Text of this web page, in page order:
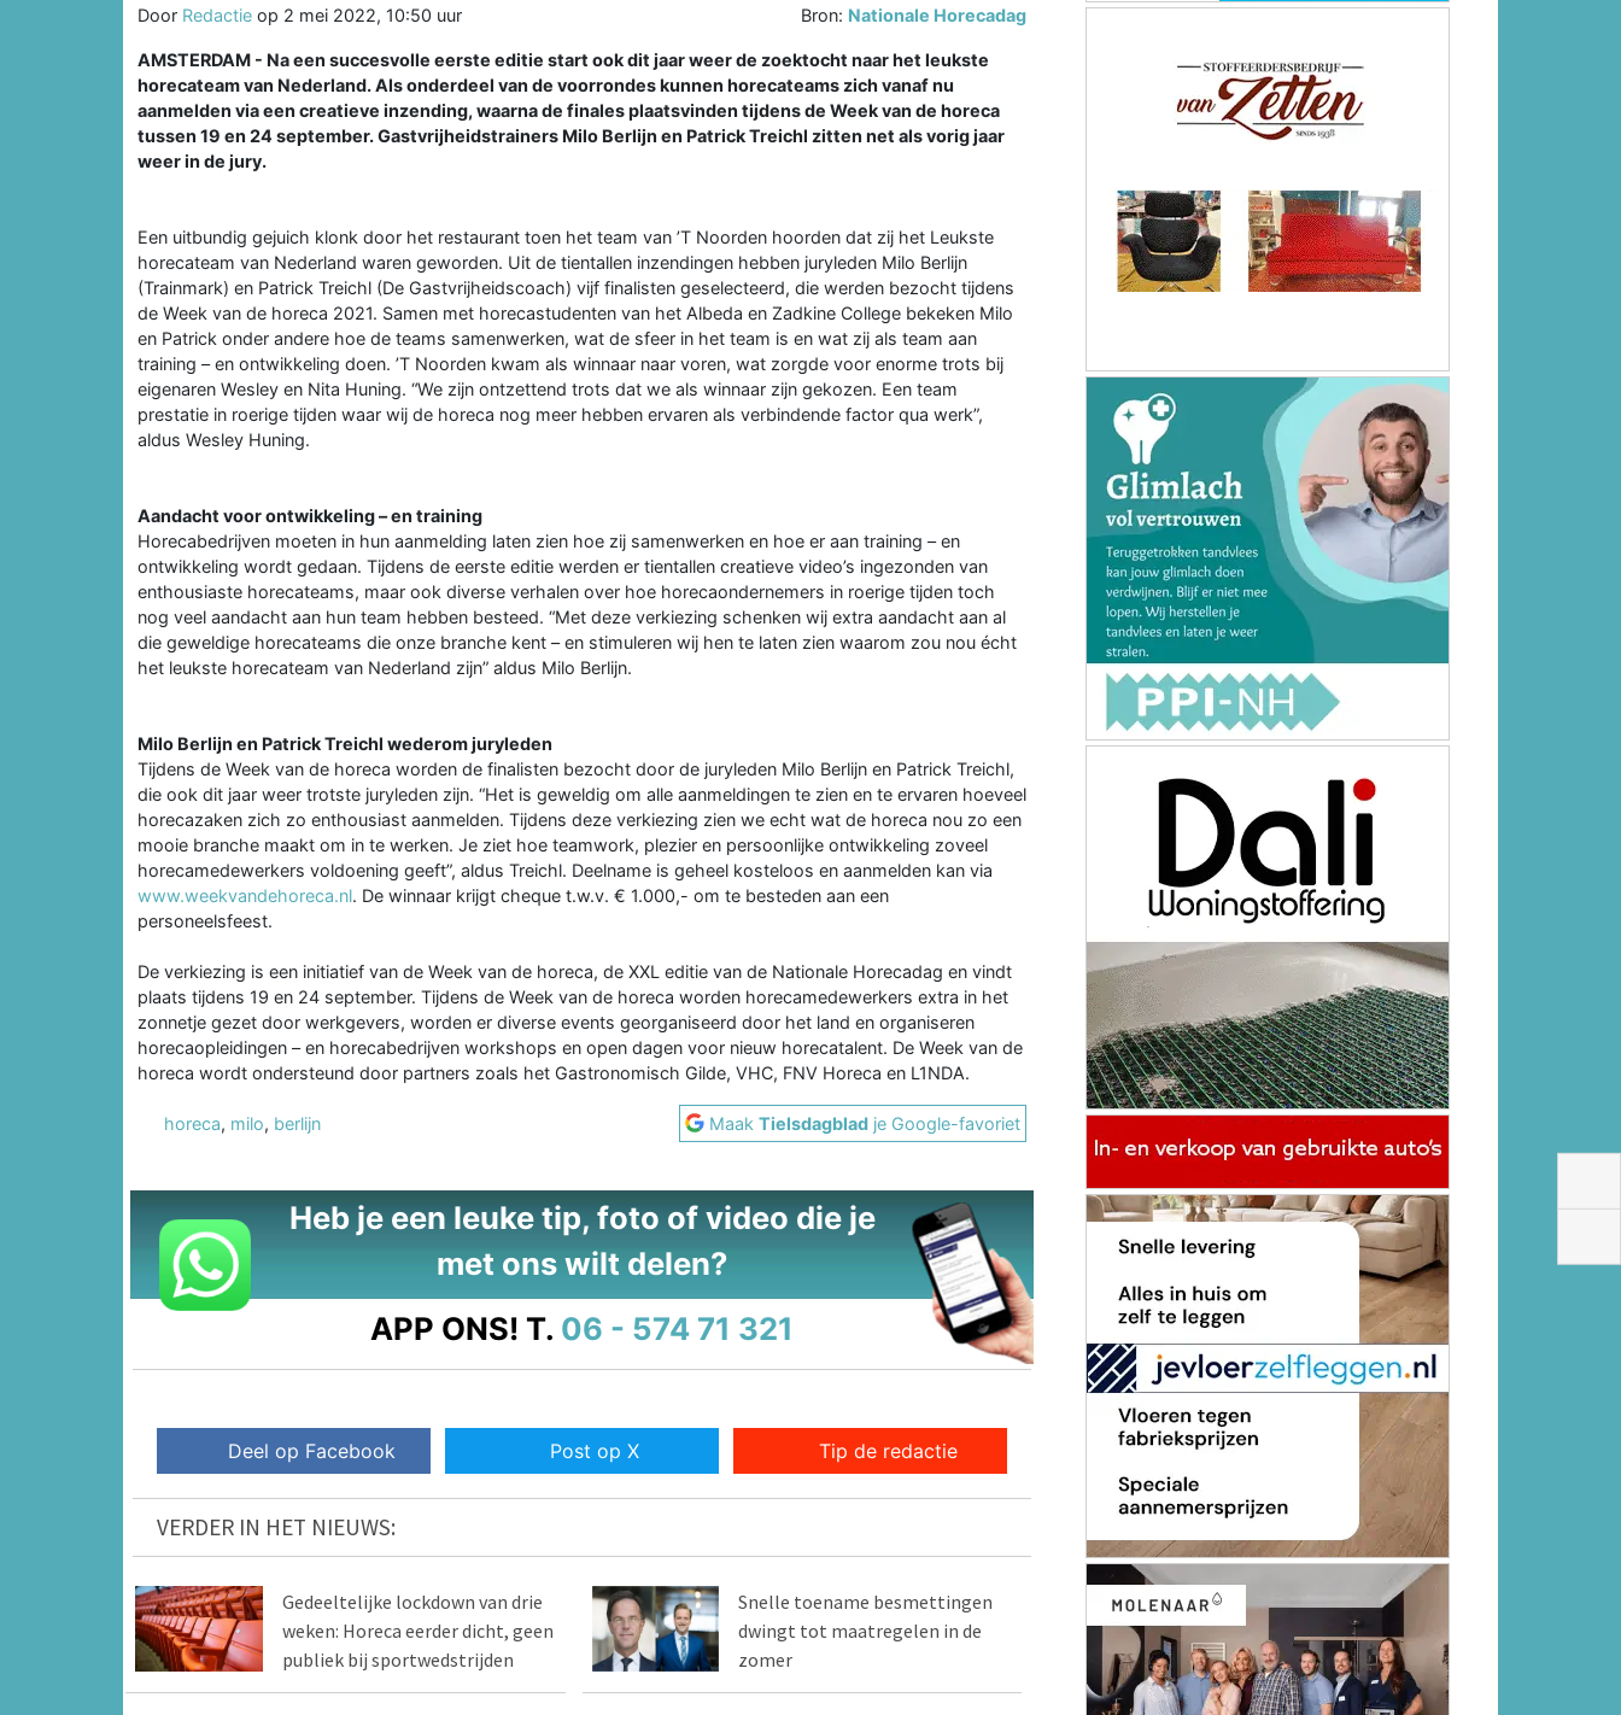
Door Redactie op 2 mei 2022, 10:50 uur Bron: Nationale Horecadag
AMSTERDAM - Na een succesvolle eerste editie start ook dit jaar weer de zoektocht naar het leukste
horecateam van Nederland. Als onderdeel van de voorrondes kunnen horecateams zich vanaf nu
aanmelden via een creatieve inzending, waarna de finales plaatsvinden tijdens de Week van de horeca
tussen 19 en 24 september. Gastvrijheidstrainers Milo Berlijn en Patrick Treichl zitten net als vorig jaar
weer in de jury.
Een uitbundig gejuich klonk door het restaurant toen het team van ’T Noorden hoorden dat zij het Leukste
horecateam van Nederland waren geworden. Uit de tientallen inzendingen hebben juryleden Milo Berlijn
(Trainmark) en Patrick Treichl (De Gastvrijheidscoach) vijf finalisten geselecteerd, die werden bezocht tijdens
de Week van de horeca 2021. Samen met horecastudenten van het Albeda en Zadkine College bekeken Milo
en Patrick onder andere hoe de teams samenwerken, wat de sfeer in het team is en wat zij als team aan
training – en ontwikkeling doen. ’T Noorden kwam als winnaar naar voren, wat zorgde voor enorme trots bij
eigenaren Wesley en Nita Huning. “We zijn ontzettend trots dat we als winnaar zijn gekozen. Een team
prestatie in roerige tijden waar wij de horeca nog meer hebben ervaren als verbindende factor qua werk”,
aldus Wesley Huning.
Aandacht voor ontwikkeling – en training
Horecabedrijven moeten in hun aanmelding laten zien hoe zij samenwerken en hoe er aan training – en
ontwikkeling wordt gedaan. Tijdens de eerste editie werden er tientallen creatieve video’s ingezonden van
enthousiaste horecateams, maar ook diverse verhalen over hoe horecaondernemers in roerige tijden toch
nog veel aandacht aan hun team hebben besteed. “Met deze verkiezing schenken wij extra aandacht aan al
die geweldige horecateams die onze branche kent – en stimuleren wij hen te laten zien waarom zou nou écht
het leukste horecateam van Nederland zijn” aldus Milo Berlijn.
Milo Berlijn en Patrick Treichl wederom juryleden
Tijdens de Week van de horeca worden de finalisten bezocht door de juryleden Milo Berlijn en Patrick Treichl,
die ook dit jaar weer trotste juryleden zijn. “Het is geweldig om alle aanmeldingen te zien en te ervaren hoeveel
horecazaken zich zo enthousiast aanmelden. Tijdens deze verkiezing zien we echt wat de horeca nou zo een
mooie branche maakt om in te werken. Je ziet hoe teamwork, plezier en persoonlijke ontwikkeling zoveel
horecamedewerkers voldoening geeft”, aldus Treichl. Deelname is geheel kosteloos en aanmelden kan via
www.weekvandehoreca.nl. De winnaar krijgt cheque t.w.v. € 1.000,- om te besteden aan een
personeelsfeest.
De verkiezing is een initiatief van de Week van de horeca, de XXL editie van de Nationale Horecadag en vindt
plaats tijdens 19 en 24 september. Tijdens de Week van de horeca worden horecamedewerkers extra in het
zonnetje gezet door werkgevers, worden er diverse events georganiseerd door het land en organiseren
horecaopleidingen – en horecabedrijven workshops en open dagen voor nieuw horecatalent. De Week van de
horeca wordt ondersteund door partners zoals het Gastronomisch Gilde, VHC, FNV Horeca en L1NDA.
horeca, milo, berlijn MaakTielsdagblad je Google-favoriet
Heb je een leuke tip, foto of video die je
met ons wilt delen?
APP ONS! T. 06 - 574 71 321
Deel op Facebook Post op X Tip de redactie
VERDER IN HET NIEUWS:
Gedeeltelijke lockdown van drie
weken: Horeca eerder dicht, geen
publiek bij sportwedstrijden
Snelle toename besmettingen
dwingt tot maatregelen in de
zomer